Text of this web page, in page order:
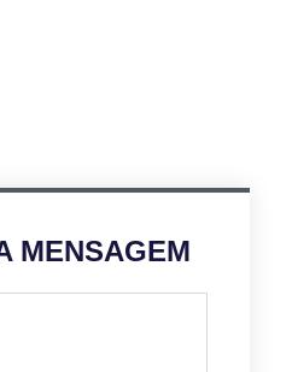
MENSAGEM